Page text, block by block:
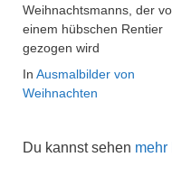
Weihnachtsmanns, der
einem hübschen Rentier
gezogen wird
In Ausmalbilder von
Weihnachten
Du kannst sehen